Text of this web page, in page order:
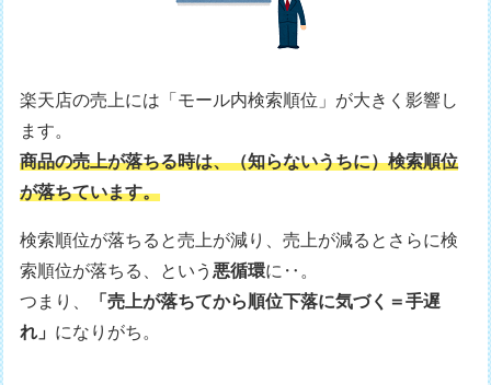
楽天店の売上には「モール内検索順位」が大きく影響し
ます。
商品の売上が落ちる時は、（知らないうちに）検索順位
が落ちています。
検索順位が落ちると売上が減り、売上が減るとさらに検
索順位が落ちる、という 悪循環に‥。
つまり、
「売上が落ちてから順位下落に気づく＝手遅
れ」 になりがち。